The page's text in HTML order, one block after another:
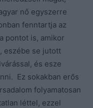
nő egyszerre
fenntartja az
pontot is, amikor
eszébe se jutott
és esze
Ez sokakban erős
folyamatosan
léttel, ezzel